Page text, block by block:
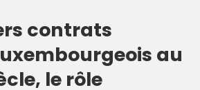
contrats
au
le rôle